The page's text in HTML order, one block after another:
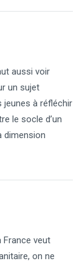
aussi voir
un sujet
jeunes à réfléchir
le socle d’un
dimension
France veut
on ne